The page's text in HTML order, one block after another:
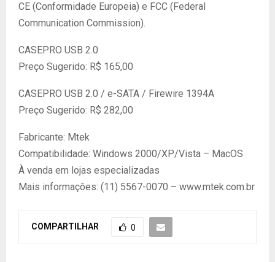
CE (Conformidade Europeia) e FCC (Federal
Communication Commission).
CASEPRO USB 2.0
Preço Sugerido: R$ 165,00
CASEPRO USB 2.0 / e-SATA / Firewire 1394A
Preço Sugerido: R$ 282,00
Fabricante: Mtek
Compatibilidade: Windows 2000/XP/Vista – MacOS
À venda em lojas especializadas
Mais informações: (11) 5567-0070 – www.mtek.com.br
COMPARTILHAR 0